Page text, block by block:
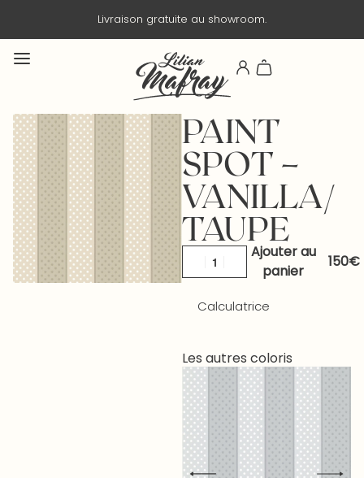
Livraison gratuite au showroom.
PAINT
SPOT –
VANILLA/
TAUPE
Ajouter au
panier
Calculatrice
Les autres coloris